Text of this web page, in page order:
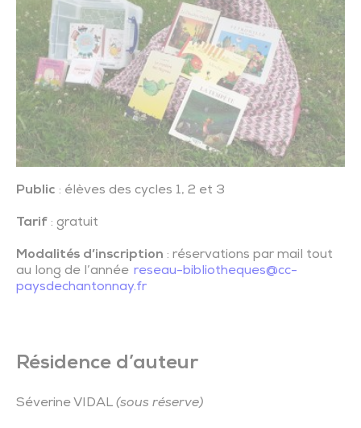
Public : élèves des cycles 1, 2 et 3
Tarif : gratuit
Modalités d’inscription : réservations par mail tout
au long de l’année reseau-bibliotheques@cc-
paysdechantonnay.fr
Résidence d’auteur
Séverine VIDAL (sous réserve)